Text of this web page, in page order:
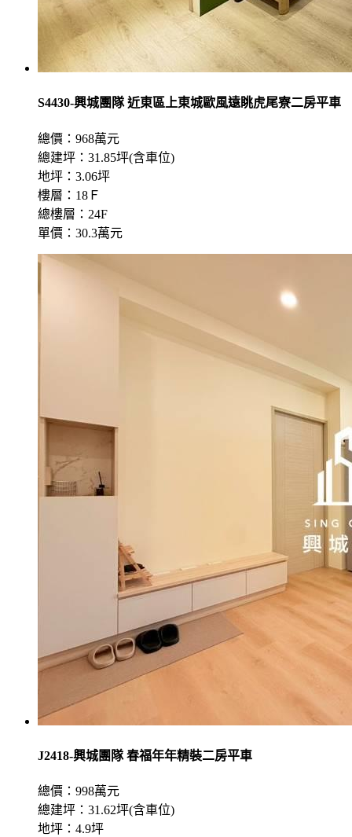
S4430-興城團隊 近東區上東城歐風遠眺虎尾寮二房平車
總價：968萬元
總建坪：31.85坪(含車位)
地坪：3.06坪
樓層：18Ｆ
總樓層：24F
單價：30.3萬元
J2418-興城團隊 春福年年精裝二房平車
總價：998萬元
總建坪：31.62坪(含車位)
地坪：4.9坪